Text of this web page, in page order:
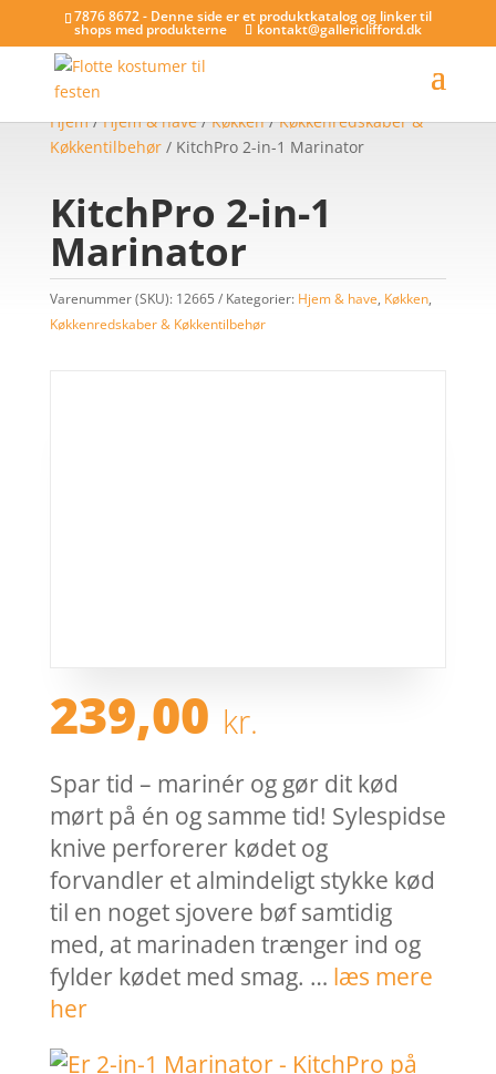
7876 8672 - Denne side er et produktkatalog og linker til
shops med produkterne kontakt@gallericlifford.dk
Hjem/Hjem & have/Køkken/Køkkenredskaber &
Køkkentilbehør/ KitchPro 2-in-1 Marinator
KitchPro 2-in-1
Marinator
Varenummer (SKU): 12665 Kategorier: Hjem & have, Køkken,
Køkkenredskaber & Køkkentilbehør
239,00 kr.
Spar tid – marinér og gør dit kød
mørt på én og samme tid! Sylespidse
knive perforerer kødet og
forvandler et almindeligt stykke kød
til en noget sjovere bøf samtidig
med, at marinaden trænger ind og
fylder kødet med smag. … læs mere
her